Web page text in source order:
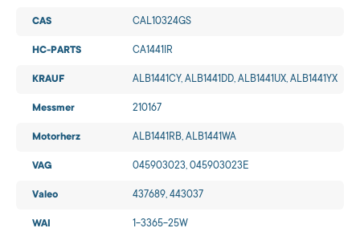
CAS CAL10324GS
HC-PARTS CA1441IR
KRAUF ALB1441CY, ALB1441DD, ALB1441UX, ALB1441YX
Messmer 210167
Motorherz ALB1441RB, ALB1441WA
VAG 045903023, 045903023E
Valeo 437689, 443037
WAI 1-3365-25W